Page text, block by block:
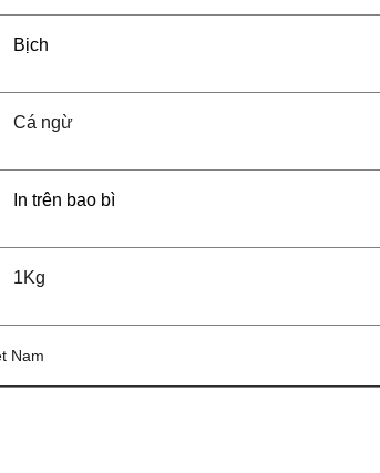
Bịch
Cá ngừ
In trên bao bì
1Kg
Nam